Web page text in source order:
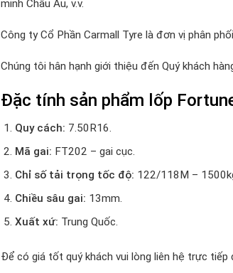
minh Châu Âu, v.v.
Công ty Cổ Phần Carmall Tyre là đơn vị phân
Chúng tôi hân hạnh giới thiệu đến Quý khách
Đặc tính sản phẩm lốp
Quy cách: 7.50R16.
Mã gai: FT202 – gai cục.
Chỉ số tải trọng tốc độ: 122/118M –
Chiều sâu gai: 13mm.
Xuất xứ: Trung Quốc.
Để có giá tốt quý khách vui lòng liên hệ trực tiếp